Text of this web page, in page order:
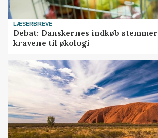
LÆSERBREVE
Debat: Danskernes indkøb
kravene til økologi